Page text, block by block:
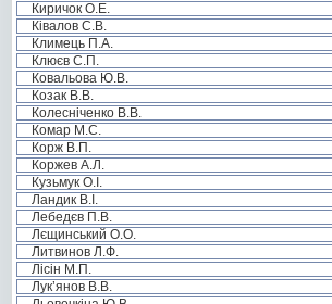
Киричок О.Е.
Ківалов С.В.
Климець П.А.
Клюєв С.П.
Ковальова Ю.В.
Козак В.В.
Колесніченко В.В.
Комар М.С.
Корж В.П.
Коржев А.Л.
Кузьмук О.І.
Ландик В.І.
Лебедєв П.В.
Лєщинський О.О.
Литвинов Л.Ф.
Лісін М.П.
Лук’янов В.В.